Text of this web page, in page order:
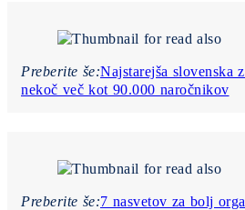
Preberite še:Najstarejša slovenska
nekoč več kot 90.000 naročnikov
Preberite še:7 nasvetov za bolj